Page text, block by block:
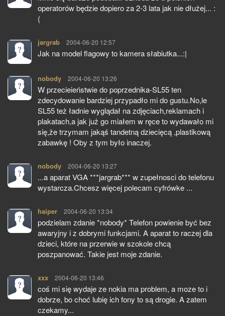
operatorów będzie dopiero za 2-3 lata jak nie dłużej... :
(
jargrab pisze:
2004-06-20 12:57
Jak na model flagowy to kamera słabiutka...:|
nobody pisze:
2004-06-20 13:26
W przecieieństwie do poprzednika-SL55 ten
zdecydowanie bardziej przypadło mi do gustu.No,le
SL55 też ładnie wyglądał na zdjęciach,reklamach i
plakatach,a jak już go miałem w ręce to wydawało mi
się,że trzymam jakąś tandetną dziecięcą ,plastikową
zabawkę ! Oby z tym było inaczej.
nobody pisze:
2004-06-20 13:27
...a aparat VGA ***jargrab*** w zupełnosci do telefonu
wystarcza.Chcesz więcej polecam cyfrówke ...
haiper pisze:
2004-06-20 13:34
podzielam zdanie *nobody* Telefon powienie być bez
awaryjny i z dobrymi funkcjami. A aparat to raczej dla
dzieci, które na przerwie w szokole chcą
poszpanować. Takie jest moje zdanie.
xxx pisze:
2004-06-20 13:46
coś mi się wydaje ze nokia ma problem, a moze to i
dobrze, bo choć lubię ich fony to są drogie. A zatem
czekamy...